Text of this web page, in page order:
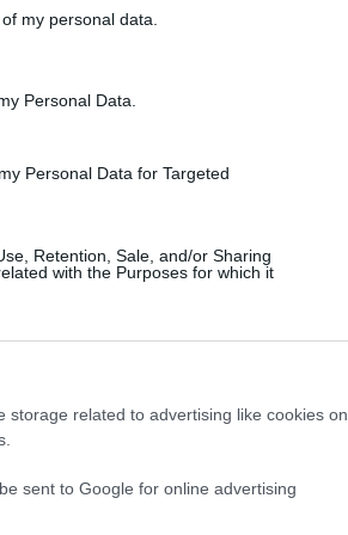
my personal data.
Personal Data.
Personal Data for Targeted
Retention, Sale, and/or Sharing
with the Purposes for which it
storage related to advertising like cookies on
sent to Google for online advertising
kicsúsznak az ember
lassan, de ígéretesen indul,
Az albumnyitó dal
kell még több?
nem annyira jön el: az
nincsen olyan túlzott
kicsit a fejünket, hogy ilyet is
sokak által színészként is
funk lemezét, a
ad annyit, mint adhatna:
tisztelgés a műfaj előtt.